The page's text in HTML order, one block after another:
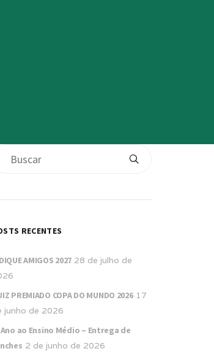
RECENTES
AMIGOS 2027 28 de julho de
PREMIADO COPA DO MUNDO 2026 17
junho de 2026
Ano ao Ensino Médio – Entrega de
2 de junho de 2026